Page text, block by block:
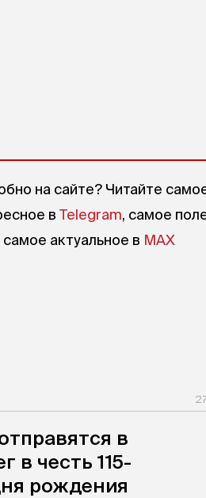
на сайте? Читайте
в Telegram, самое
самое актуальное в MAX
в
в честь 115-
рождения